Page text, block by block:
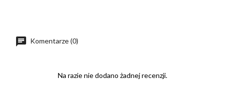
Komentarze (0)
Na razie nie dodano żadnej recenzji.